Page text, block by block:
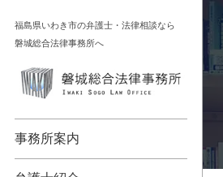
福島県いわき市の弁護士・法律相談なら
磐城総合法律事務所へ
事務所案内